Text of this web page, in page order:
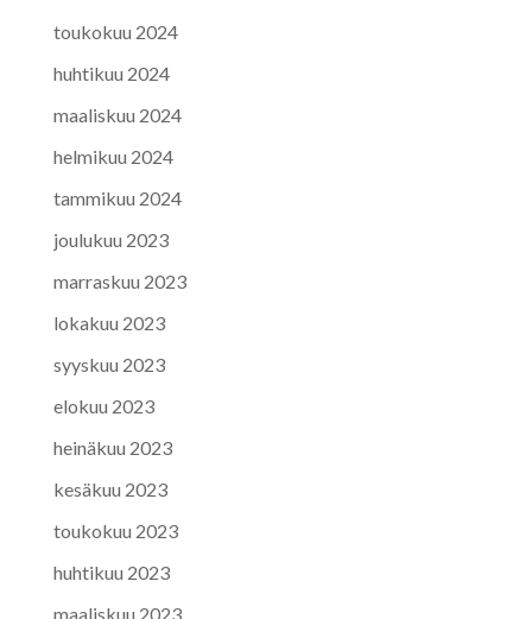
toukokuu 2024
huhtikuu 2024
maaliskuu 2024
helmikuu 2024
tammikuu 2024
joulukuu 2023
marraskuu 2023
lokakuu 2023
syyskuu 2023
elokuu 2023
heinäkuu 2023
kesäkuu 2023
toukokuu 2023
huhtikuu 2023
maaliskuu 2023